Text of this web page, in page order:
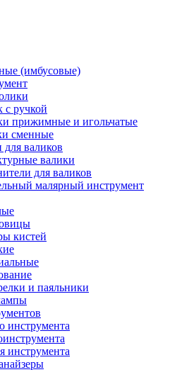
(имбусовые)
с ручкой
прижимные и игольчатые
сменные
для валиков
валики
для валиков
малярный инструмент
кистей
и паяльники
инструмента
инструмента